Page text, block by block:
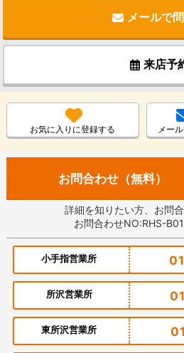
メールで
来店予
お気に入りに登録する メー
お問合わせ（無料）
詳細を知りたい方、お問
お問合わせNO:RHS-
小手指営業所
所沢営業所
東所沢営業所